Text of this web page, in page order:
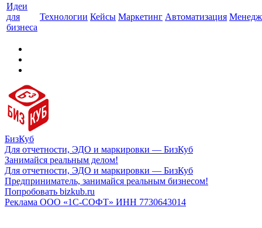
Идеи
для
бизнеса
Технологии Кейсы Маркетинг Автоматизация
БизКуб
Для отчетности, ЭДО и маркировки — БизКуб
Занимайся реальным делом!
Для отчетности, ЭДО и маркировки — БизКуб
Предприниматель, занимайся реальным бизнесом!
Попробовать bizkub.ru
Реклама ООО «1С-СОФТ» ИНН 7730643014